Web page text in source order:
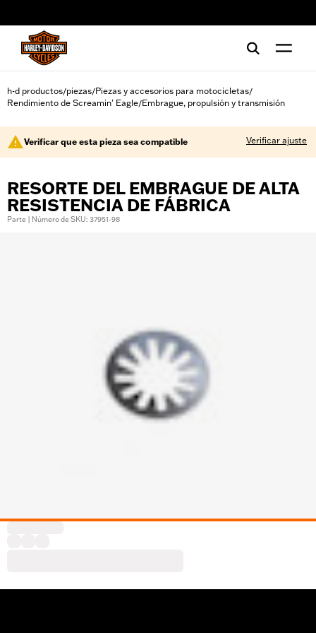
h-d productos/piezas/Piezas y accesorios para motocicletas/
Rendimiento de Screamin' Eagle/Embrague, propulsión y transmisión
Verificar que esta pieza sea compatible Verificar ajuste
RESORTE DEL EMBRAGUE DE ALTA
RESISTENCIA DE FÁBRICA
Parte | Número de SKU: 37951-98